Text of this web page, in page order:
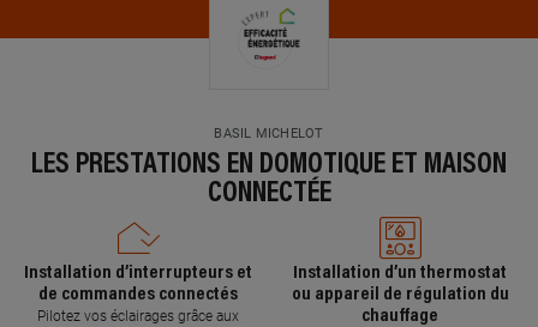
BASIL MICHELOT
LES PRESTATIONS EN DOMOTIQUE ET MAISON
CONNECTÉE
Installation d’interrupteurs et
de commandes connectés
Pilotez vos éclairages grâce aux
Installation d’un thermostat
ou appareil de régulation du
chauffage